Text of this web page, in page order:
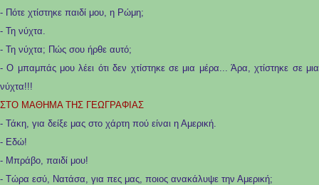
- Πότε χτίστηκε παιδί μου, η Ρώμη;
- Τη νύχτα.
- Τη νύχτα; Πώς σου ήρθε αυτό;
- Ο μπαμπάς μου λέει ότι δεν χτίστηκε σε μια μέρα... Άρα, χτίστηκε σε μια
νύχτα!!!
ΣΤΟ ΜΑΘΗΜΑ ΤΗΣ ΓΕΩΓΡΑΦΙΑΣ
- Τάκη, για δείξε μας στο χάρτη πού είναι η Αμερική.
- Εδώ!
- Μπράβο, παιδί μου!
- Τώρα εσύ, Νατάσα, για πες μας, ποιος ανακάλυψε την Αμερική;